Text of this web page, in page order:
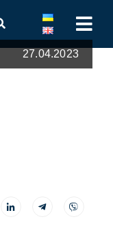
27.04.2023